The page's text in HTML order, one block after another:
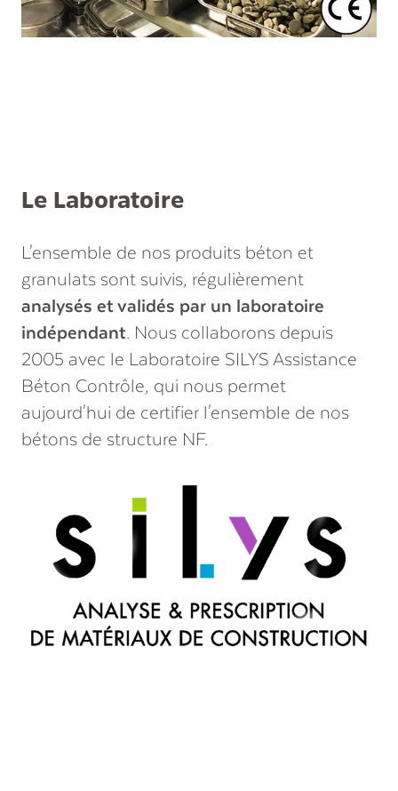
Le Laboratoire
L'ensemble de nos produits béton et
granulats sont suivis, régulièrement
analysés et validés par un laboratoire
indépendant. Nous collaborons depuis
2005 avec le Laboratoire SILYS Assistance
Béton Contrôle, qui nous permet
aujourd'hui de certifier l'ensemble de nos
bétons de structure NF.